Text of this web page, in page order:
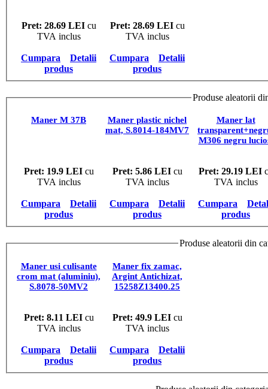
Pret: 28.69 LEIcu
TVA inclus
Cumpara
Detalii
produs
Pret: 28.69 LEIcu
TVA inclus
Cumpara
Detalii
produs
Produse aleatorii
Maner M 37B
Pret: 19.9 LEIcu
TVA inclus
Cumpara
Detalii
produs
Maner plastic nichel
mat, S.8014-184MV7
Pret: 5.86 LEIcu
TVA inclus
Cumpara
Detalii
produs
Maner lat
M306 negru
Pret: 29.19 LEI
TVA inclus
Cumpara
produs
Produse aleatorii din
Maner usi culisante
crom mat (aluminiu),
S.8078-50MV2
Pret: 8.11 LEIcu
TVA inclus
Cumpara
Detalii
produs
Maner fix zamac,
Argint Antichizat,
15258Z13400.25
Pret: 49.9 LEIcu
TVA inclus
Cumpara
Detalii
produs